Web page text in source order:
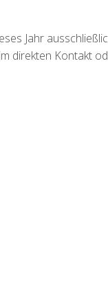
Jahr
direkten Kontakt